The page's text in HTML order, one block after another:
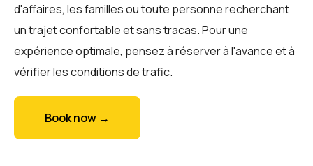
d'affaires, les familles ou toute personne recherchant
un trajet confortable et sans tracas. Pour une
expérience optimale, pensez à réserver à l'avance et à
vérifier les conditions de trafic.
Book now →